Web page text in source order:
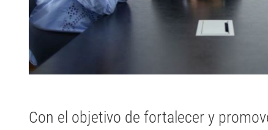
Con el objetivo de fortalecer y